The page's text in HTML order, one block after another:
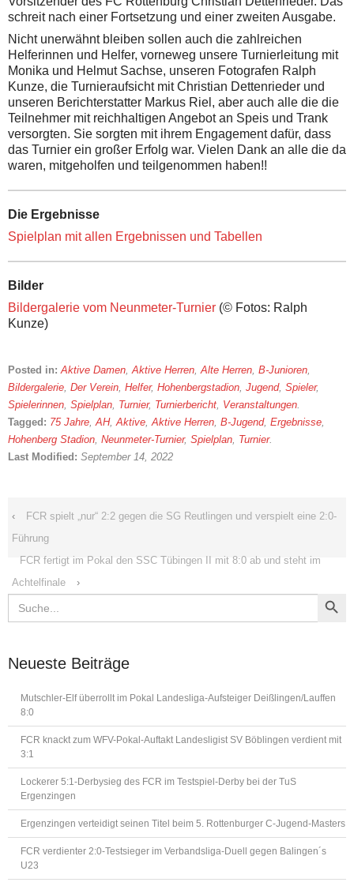
schreit nach einer Fortsetzung und einer zweiten Ausgabe.
Nicht unerwähnt bleiben sollen auch die zahlreichen
Helferinnen und Helfer, vorneweg unsere Turnierleitung mit
Monika und Helmut Sachse, unseren Fotografen Ralph
Kunze, die Turnieraufsicht mit Christian Dettenrieder und
unseren Berichterstatter Markus Riel, aber auch alle die die
Teilnehmer mit reichhaltigen Angebot an Speis und Trank
versorgten. Sie sorgten mit ihrem Engagement dafür, dass
das Turnier ein großer Erfolg war. Vielen Dank an alle die da
waren, mitgeholfen und teilgenommen haben!!
Die Ergebnisse
Spielplan mit allen Ergebnissen und Tabellen
Bilder
Bildergalerie vom Neunmeter-Turnier (© Fotos: Ralph
Kunze)
Posted in: Aktive Damen Aktive Herren Alte Herren B-Junioren
Bildergalerie Der Verein Helfer, Hohenbergstadion Jugend, Spieler,
Spielerinnen Spielplan Turnier, Turnierbericht Veranstaltungen
Tagged: 75 Jahre AH, Aktive Aktive Herren B-Jugend, Ergebnisse
Hohenberg Stadion Neunmeter-Turnier, Spielplan Turnier.
Last Modified: September 14, 2022
‹
FCR spielt „nur“ 2:2 gegen die SG Reutlingen und verspielt eine 2:0-
Führung
FCR fertigt im Pokal den SSC Tübingen II mit 8:0 ab und steht im
Achtelfinale
›
Search
for:
Search Button
Neueste Beiträge
Mutschler-Elf überrollt im Pokal Landesliga-Aufsteiger Deißlingen/Lauffen
8:0
FCR knackt zum WFV-Pokal-Auftakt Landesligist SV Böblingen verdient mit
3:1
Lockerer 5:1-Derbysieg des FCR im Testspiel-Derby bei der TuS
Ergenzingen
Ergenzingen verteidigt seinen Titel beim 5. Rottenburger C-Jugend-Masters
FCR verdienter 2:0-Testsieger im Verbandsliga-Duell gegen Balingen´s
U23